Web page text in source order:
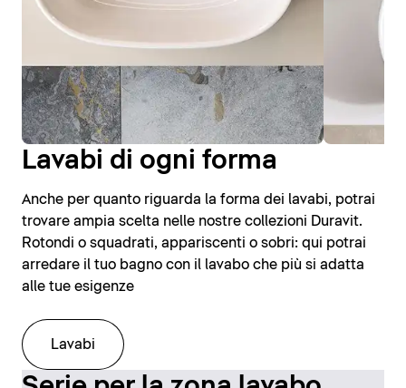
Lavabi di ogni forma
Anche per quanto riguarda la forma dei lavabi, potrai
trovare ampia scelta nelle nostre collezioni Duravit.
Rotondi o squadrati, appariscenti o sobri: qui potrai
arredare il tuo bagno con il lavabo che più si adatta
alle tue esigenze
Lavabi